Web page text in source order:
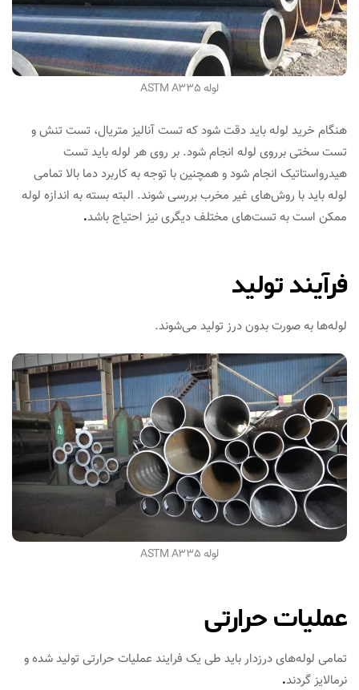
لوله ASTM A335
هنگام خرید لوله باید دقت شود که تست آنالیز متریال، تست تنش و
تست سختی برروی لوله انجام شود. بر روی هر لوله باید تست
هیدرواستاتیک انجام شود و همچنین با توجه به کاربرد دما بالا تمامی
لوله باید با روش‌های غیر مخرب بررسی شوند. البته بسته به اندازه لوله
ممکن است به تست‌های مختلف دیگری نیز احتیاج باشد.
فرآیند تولید
لوله‌ها به صورت بدون درز تولید می‌شوند.
لوله ASTM A335
عملیات حرارتی
تمامی لوله‌های درزدار باید طی یک فرایند عملیات حرارتی تولید شده و
نرمالایز گردند.